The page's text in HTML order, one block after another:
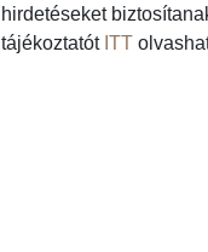
Ausztrália
Ázsia
hirdetéseket
tájékoztatót ITT